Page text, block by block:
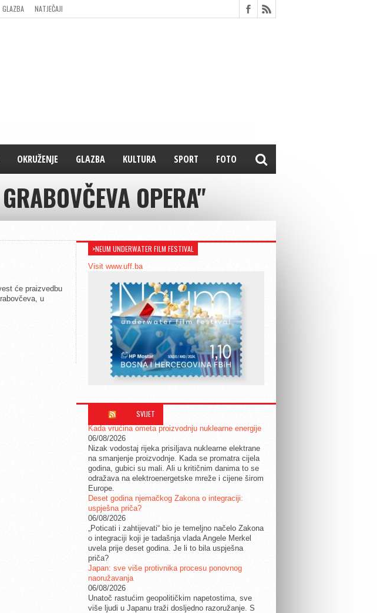
GLAZBA
NATJEČAJI
OKRUŽENJE GLAZBA KULTURA SPORT FOTO
OPERA"
će praizvedbu
u
>NEUM UNDERWATER FILM FESTIVAL
Visit www.uff.ba
SVIJET
Kada vrućina ometa proizvodnju nuklearne energije
06/08/2026
Nizak vodostaj rijeka prisiljava nuklearne elektrane
na smanjenje proizvodnje. Kada se promatra cijela
godina, gubici su mali. Ali u kritičnim danima to se
odražava na elektroenergetske mreže i cijene širom
Europe.
Deset godina njemačkog Zakona o integraciji:
uspješna priča?
06/08/2026
„Poticati i zahtijevati“ bio je temeljno načelo Zakona
o integraciji koji je tadašnja vlada Angele Merkel
uvela prije deset godina. Je li to bila uspješna
priča?
Japan: sve više protivnika procesu ponovnog
naoružavanja
06/08/2026
Unatoč rastućim geopolitičkim napetostima, sve
više ljudi u Japanu traži dosljedno razoružanje. S